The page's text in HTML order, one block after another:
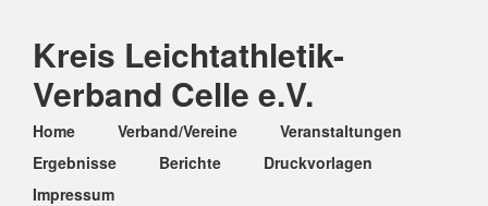
Kreis Leichtathletik-
Verband Celle e.V.
Main menu
Skip
to
content
Home Verband/Vereine
Veranstaltungen
Ergebnisse
Berichte
Druckvorlagen
Impressum